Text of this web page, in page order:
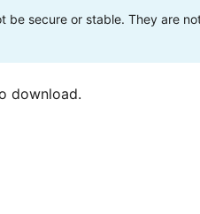
be secure or stable. They are
download.